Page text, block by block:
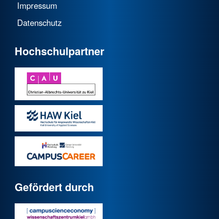
Impressum
Datenschutz
Hochschulpartner
Gefördert durch